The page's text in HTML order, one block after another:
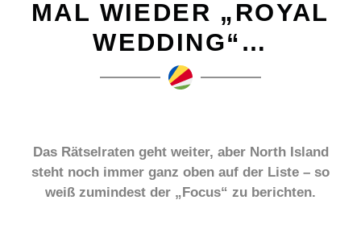
MAL WIEDER „ROYAL
WEDDING“…
Das Rätselraten geht weiter, aber North Island
steht noch immer ganz oben auf der Liste – so
weiß zumindest der „Focus“ zu berichten.